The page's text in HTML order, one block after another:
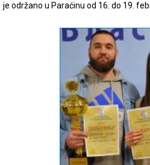
je održano u Paraćinu od 16. do 19.